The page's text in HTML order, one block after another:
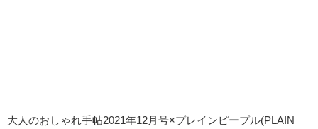
大人のおしゃれ手帖2021年12月号×プレインピープル(PLAIN